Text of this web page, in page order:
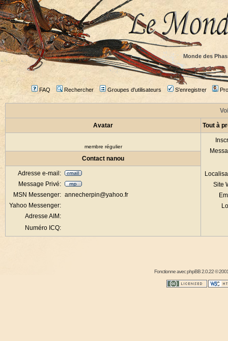
Monde des
FAQ Rechercher Groupes d'utilisateurs S'enregistrer
Avatar Tout à
membre régulier
Site
Contact nanou
Adresse e-mail:
Message Privé:
MSN Messenger: annecherpin@yahoo.fr
Yahoo Messenger:
Adresse AIM:
Numéro ICQ:
Fonctionne avecphpBB2.0.22 ©